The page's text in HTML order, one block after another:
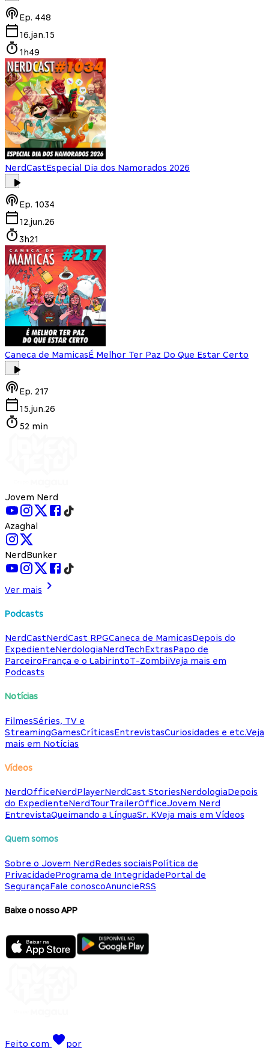
Ep. 448
16.jan.15
1h49
NerdCastEspecial Dia dos Namorados 2026
Ep. 1034
12.jun.26
3h21
Caneca de MamicasÉ Melhor Ter Paz Do Que Estar Certo
Ep. 217
15.jun.26
52 min
Jovem Nerd
Azaghal
NerdBunker
Ver mais
Podcasts
NerdCastNerdCast RPGCaneca de MamicasDepois do
ExpedienteNerdologiaNerdTechExtrasPapo de
ParceiroFrança e o LabirintoT-ZombiiVeja mais em
Podcasts
Notícias
FilmesSéries, TV e
StreamingGamesCríticasEntrevistasCuriosidades e etc.Veja
mais em Notícias
Vídeos
NerdOfficeNerdPlayerNerdCast StoriesNerdologiaDepois
do ExpedienteNerdTourTrailerOfficeJovem Nerd
EntrevistaQueimando a LínguaSr. KVeja mais em Vídeos
Quem somos
Sobre o Jovem NerdRedes sociaisPolítica de
PrivacidadePrograma de IntegridadePortal de
SegurançaFale conoscoAnuncieRSS
Baixe o nosso APP
Feito com por